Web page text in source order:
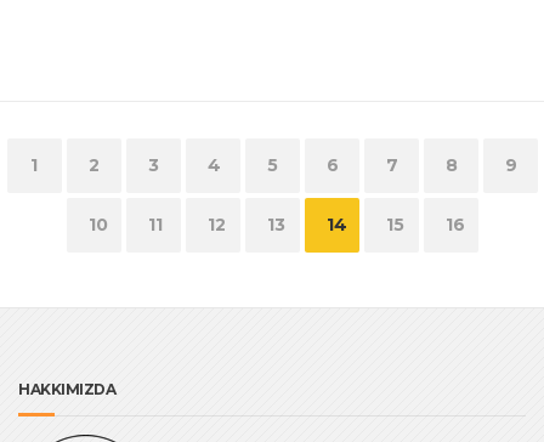
1 2 3 4 5 6 7 8 9
10 11 12 13 14 15 16
HAKKIMIZDA